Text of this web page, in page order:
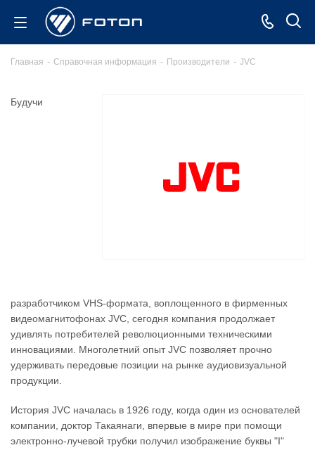
Главная - Справочная информация - Производители - JVC
Будучи
разработчиком VHS-формата, воплощенного в фирменных
видеомагнитофонах JVC, сегодня компания продолжает
удивлять потребителей революционными техническими
инновациями. Многолетний опыт JVC позволяет прочно
удерживать передовые позиции на рынке аудиовизуальной
продукции.
История JVC началась в 1926 году, когда один из основателей
компании, доктор Такаянаги, впервые в мире при помощи
электронно-лучевой трубки получил изображение буквы "I"